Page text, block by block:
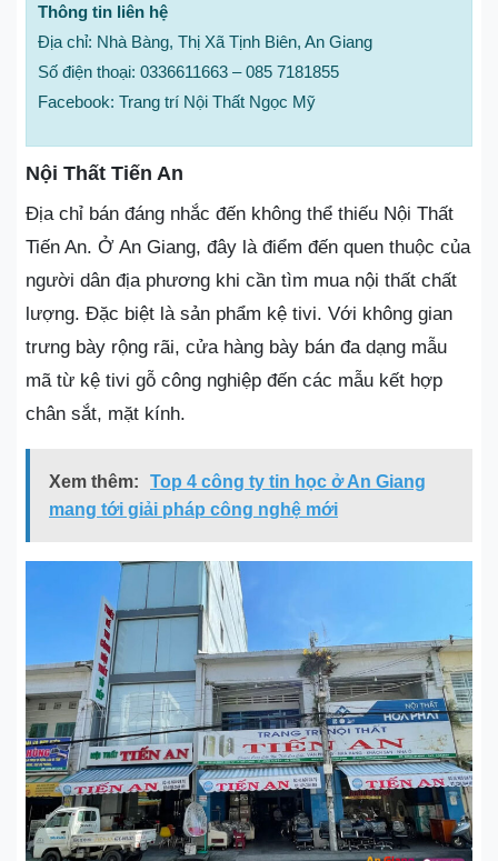
Thông tin liên hệ
Địa chỉ: Nhà Bàng, Thị Xã Tịnh Biên, An Giang
Số điện thoại: 0336611663 – 085 7181855
Facebook: Trang trí Nội Thất Ngọc Mỹ
Nội Thất Tiến An
Địa chỉ bán đáng nhắc đến không thể thiếu Nội Thất
Tiến An. Ở An Giang, đây là điểm đến quen thuộc của
người dân địa phương khi cần tìm mua nội thất chất
lượng. Đặc biệt là sản phẩm kệ tivi. Với không gian
trưng bày rộng rãi, cửa hàng bày bán đa dạng mẫu
mã từ kệ tivi gỗ công nghiệp đến các mẫu kết hợp
chân sắt, mặt kính.
Xem thêm:
Top 4 công ty tin học ở An Giang
mang tới giải pháp công nghệ mới